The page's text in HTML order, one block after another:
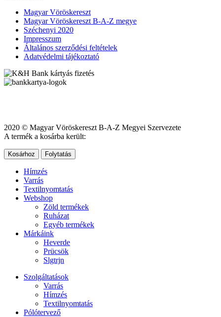
Magyar Vöröskereszt
Magyar Vöröskereszt B-A-Z megye
Széchenyi 2020
Impresszum
Általános szerződési feltételek
Adatvédelmi tájékoztató
2020 © Magyar Vöröskereszt B-A-Z Megyei Szervezete
A termék a kosárba került:
Kosárhoz Folytatás
Hímzés
Varrás
Textilnyomtatás
Webshop
Zöld termékek
Ruházat
Egyéb termékek
Márkáink
Heverde
Prücsök
Slgtrjn
Szolgáltatások
Varrás
Hímzés
Textilnyomtatás
Pólótervező